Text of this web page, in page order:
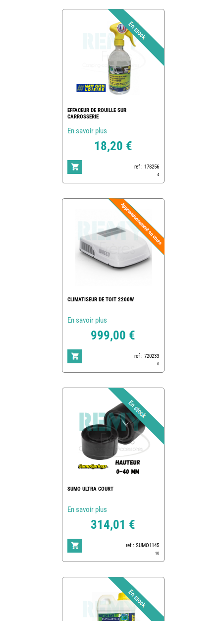
EFFACEUR DE ROUILLE SUR
CARROSSERIE
En savoir plus
18,20 €
ref : 178256
4
CLIMATISEUR DE TOIT 2200W
En savoir plus
999,00 €
ref : 720233
0
SUMO ULTRA COURT
En savoir plus
314,01 €
ref : SUMO1145
10